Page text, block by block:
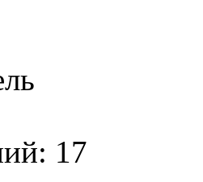
17